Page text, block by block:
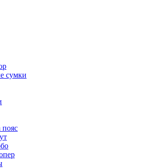
сумки